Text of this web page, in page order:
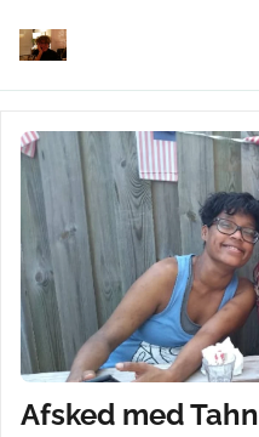
Afsked med Tahn